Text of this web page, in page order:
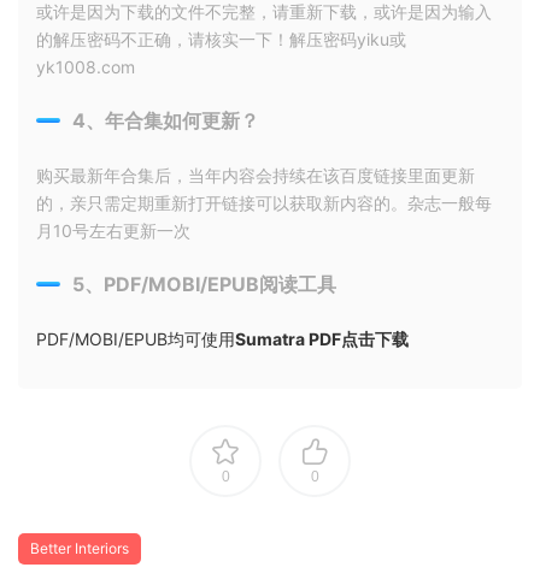
或许是因为下载的文件不完整，请重新下载，或许是因为输入
的解压密码不正确，请核实一下！解压密码yiku或
yk1008.com
4、年合集如何更新？
购买最新年合集后，当年内容会持续在该百度链接里面更新
的，亲只需定期重新打开链接可以获取新内容的。杂志一般每
月10号左右更新一次
5、PDF/MOBI/EPUB阅读工具
PDF/MOBI/EPUB均可使用Sumatra PDF点击下载
0 0
Better Interiors